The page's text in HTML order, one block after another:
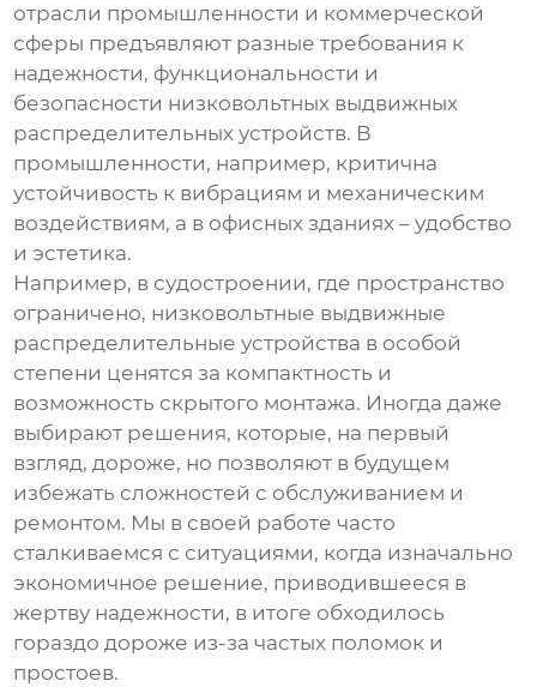
отрасли промышленности и коммерческой
сферы предъявляют разные требования к
надежности, функциональности и
безопасности низковольтных выдвижных
распределительных устройств. В
промышленности, например, критична
устойчивость к вибрациям и механическим
воздействиям, а в офисных зданиях – удобство
и эстетика.
Например, в судостроении, где пространство
ограничено, низковольтные выдвижные
распределительные устройства в особой
степени ценятся за компактность и
возможность скрытого монтажа. Иногда даже
выбирают решения, которые, на первый
взгляд, дороже, но позволяют в будущем
избежать сложностей с обслуживанием и
ремонтом. Мы в своей работе часто
сталкиваемся с ситуациями, когда изначально
экономичное решение, приводившееся в
жертву надежности, в итоге обходилось
гораздо дороже из-за частых поломок и
простоев.